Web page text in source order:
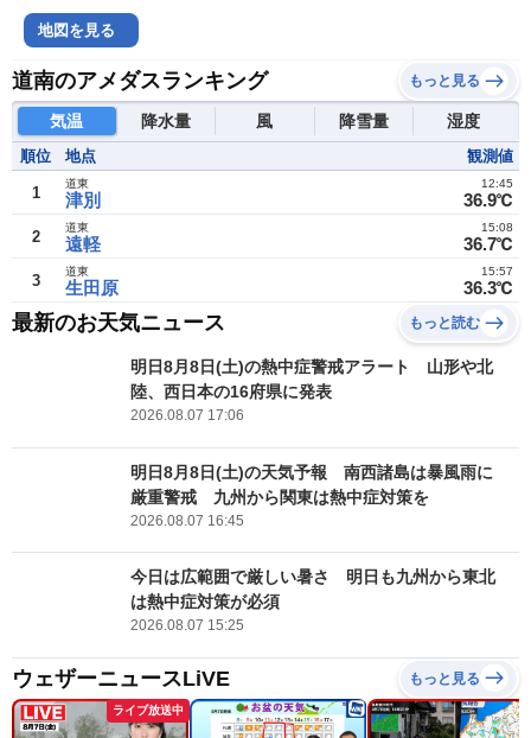
地図を見る
道南のアメダスランキング もっと見る
気温 降水量 風 降雪量 湿度
順位 地点 観測値
1 津別
道東
36.9℃
12:45
2 遠軽
道東
36.7℃
15:08
3 生田原
道東
36.3℃
15:57
最新のお天気ニュース もっと読む
明日8月8日(土)の熱中症警戒アラート 山形や北
陸、西日本の16府県に発表
2026.08.07 17:06
明日8月8日(土)の天気予報 南西諸島は暴風雨に
厳重警戒 九州から関東は熱中症対策を
2026.08.07 16:45
今日は広範囲で厳しい暑さ 明日も九州から東北
は熱中症対策が必須
2026.08.07 15:25
ウェザーニュースLiVE もっと見る
ライブ放送中